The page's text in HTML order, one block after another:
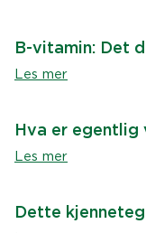
B-vitamin: Det
Les mer
Hva er egentlig
Les mer
Dette